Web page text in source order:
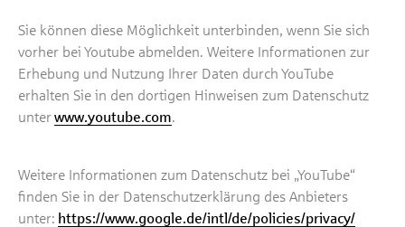
Sie können diese Möglichkeit unterbinden, wenn Sie sich
vorher bei Youtube abmelden. Weitere Informationen zur
Erhebung und Nutzung Ihrer Daten durch YouTube
erhalten Sie in den dortigen Hinweisen zum Datenschutz
unterwww.youtube.com.
Weitere Informationen zum Datenschutz bei „YouTube“
finden Sie in der Datenschutzerklärung des Anbieters
unter: https://www.google.de/intl/de/policies/privacy/